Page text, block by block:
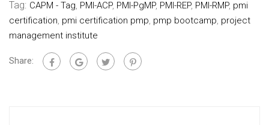
Tag: CAPM - Tag, PMI-ACP, PMI-PgMP, PMI-REP, PMI-RMP, pmi
certification, pmi certification pmp, pmp bootcamp, project
management institute
Share: